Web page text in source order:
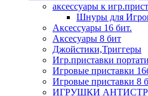
аксесcуары к
Шнуры для
Аксессуары 16 бит.
Аксесуары 8 бит
Джойстики,Триггеры
Игр.приставки
Игровые приставки
Игровые приставки 8
ИГРУШКИ